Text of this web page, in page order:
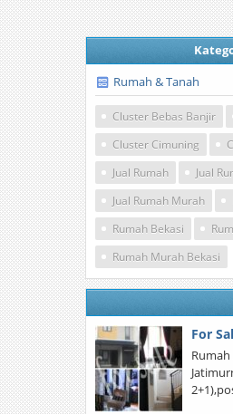
Rumah & Tanah
Cluster Bebas Banjir
Cluster Cimuning
Jual Rumah
Jual
Jual Rumah Murah
Rumah Bekasi
Rumah Murah Bekasi
For